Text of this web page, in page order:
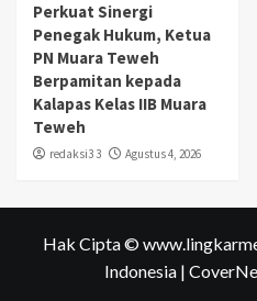
Perkuat Sinergi
Penegak Hukum, Ketua
PN Muara Teweh
Berpamitan kepada
Kalapas Kelas IIB Muara
Teweh
redaksi3 3 Agustus 4, 2026
Hak Cipta ©
Indonesia |